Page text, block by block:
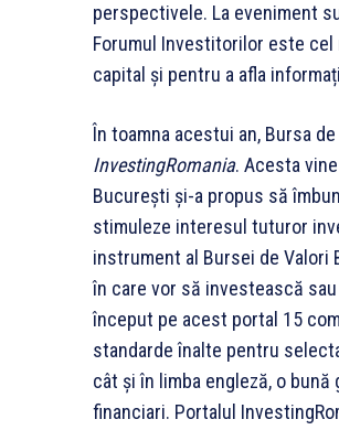
perspectivele. La eveniment
Forumul Investitorilor este
capital și pentru a afla
În toamna acestui an, Bursa
InvestingRomania. Acesta
București și-a propus să
stimuleze interesul tuturor
instrument al Bursei de
în care vor să investească
început pe acest portal 15
standarde înalte pentru
cât și în limba engleză, o
financiari. Portalul